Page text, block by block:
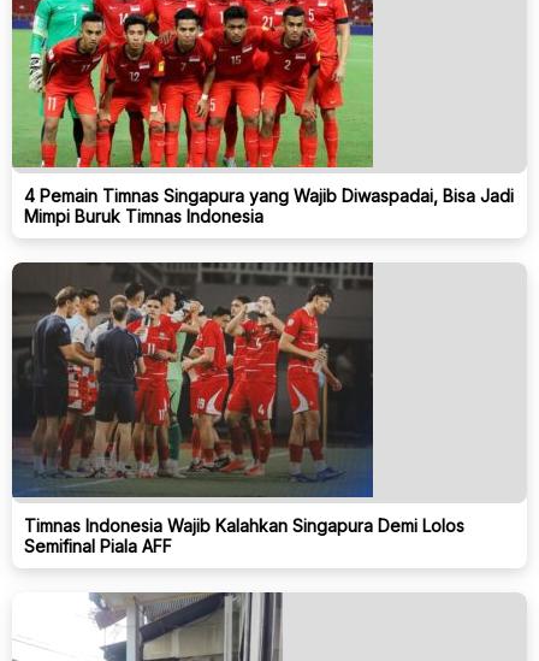
4 Pemain Timnas Singapura yang Wajib Diwaspadai, Bisa Jadi
Mimpi Buruk Timnas Indonesia
Timnas Indonesia Wajib Kalahkan Singapura Demi Lolos
Semifinal Piala AFF